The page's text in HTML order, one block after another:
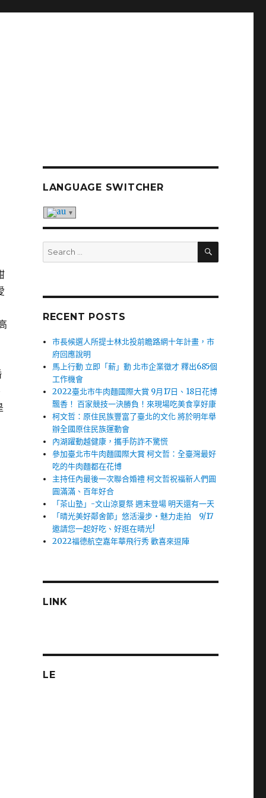
LANGUAGE SWITCHER
Search
for:
SEARCH
RECENT POSTS
市長候選人所提士林北投前瞻路網十年計畫，市
府回應說明
馬上行動 立即「薪」動 北市企業徵才 釋出685個
工作機會
2022臺北市牛肉麵國際大賞 9月17日、18日花博
飄香！ 百家競技一決勝負！來現場吃美食享好康
柯文哲：原住民族豐富了臺北的文化 將於明年舉
辦全國原住民族運動會
內湖躍動越健康，攜手防詐不驚慌
參加臺北市牛肉麵國際大賞 柯文哲：全臺灣最好
吃的牛肉麵都在花博
主持任內最後一次聯合婚禮 柯文哲祝福新人們圓
圓滿滿、百年好合
「茶山塾」-文山涼夏祭 週末登場 明天還有一天
「晴光美好鄰舍節」悠活漫步‧魅力走拍 9/17
邀請您一起好吃、好逛在晴光!
2022福德航空嘉年華飛行秀 歡喜來逗陣
LINK
LE